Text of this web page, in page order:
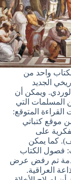
واحد من
الجديد
ويمكن أن
المسلمات التي
المتوقع:
موقع كتباتي
على
كما يمكن
فصول الكتاب
تم رفض عرض
العراقية.